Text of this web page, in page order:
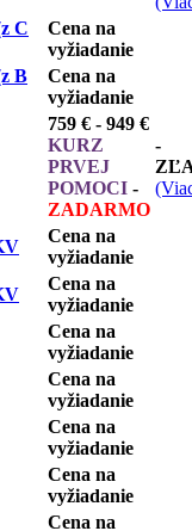
C
Cena na
vyžiadanie
B
Cena na
vyžiadanie
759 € - 949 €
KURZ
PRVEJ
POMOCI -
ZADARMO
-
Cena na
vyžiadanie
Cena na
vyžiadanie
Cena na
vyžiadanie
Cena na
vyžiadanie
Cena na
vyžiadanie
Cena na
vyžiadanie
Cena na